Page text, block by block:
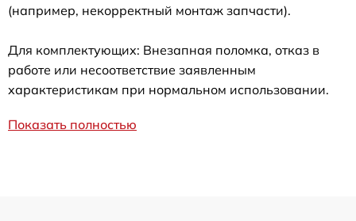
(например, некорректный монтаж запчасти).
Для комплектующих: Внезапная поломка, отказ в
работе или несоответствие заявленным
характеристикам при нормальном использовании.
Показать полностью